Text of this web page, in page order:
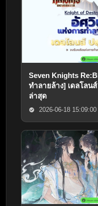
Seven Knights
ทำลายล้าง] เดลโลน
ล่าสุด
2026-06-18 15:09:00